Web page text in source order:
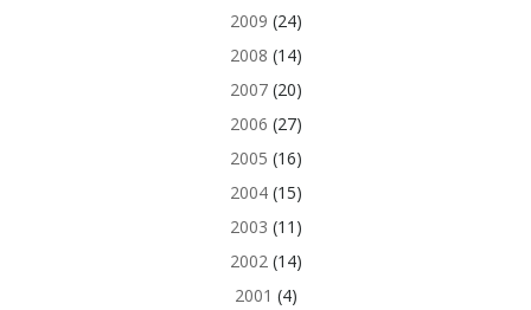
2009 (24)
2008 (14)
2007(20)
2006 (27)
2005 (16)
2004(15)
2003 (11)
2002(14)
2001 (4)